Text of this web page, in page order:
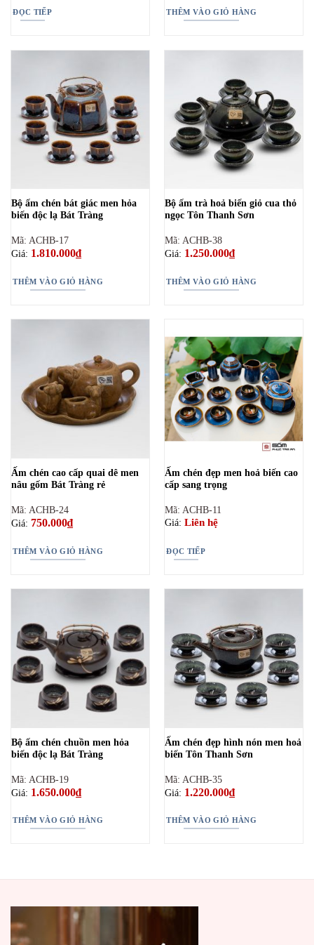
ĐỌC TIẾP THÊM VÀO GIỎ HÀNG
Bộ ấm chén bát giác men hỏa
biến độc lạ Bát Tràng
Mã: ACHB-17
Giá: 1.810.000₫
THÊM VÀO GIỎ HÀNG
Bộ ấm trà hoả biến giỏ cua thỏ
ngọc Tôn Thanh Sơn
Mã: ACHB-38
Giá: 1.250.000₫
THÊM VÀO GIỎ HÀNG
Ấm chén cao cấp quai dê men
nâu gốm Bát Tràng rẻ
Mã: ACHB-24
Giá: 750.000₫
THÊM VÀO GIỎ HÀNG
Ấm chén đẹp men hoả biến cao
cấp sang trọng
Mã: ACHB-11
Giá: Liên hệ
ĐỌC TIẾP
Bộ ấm chén chuồn men hỏa
biến độc lạ Bát Tràng
Mã: ACHB-19
Giá: 1.650.000₫
THÊM VÀO GIỎ HÀNG
Ấm chén đẹp hình nón men hoả
biến Tôn Thanh Sơn
Mã: ACHB-35
Giá: 1.220.000₫
THÊM VÀO GIỎ HÀNG